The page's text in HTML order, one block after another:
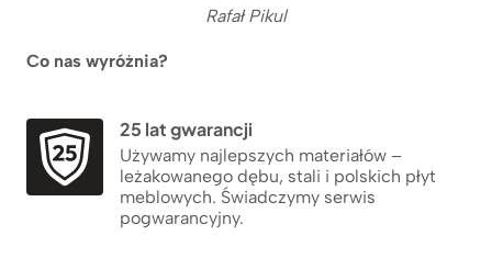
Rafał Pikul
Co nas wyróżnia?
25 lat gwarancji
Używamy najlepszych materiałów –
leżakowanego dębu, stali i polskich płyt
meblowych. Świadczymy serwis
pogwarancyjny.